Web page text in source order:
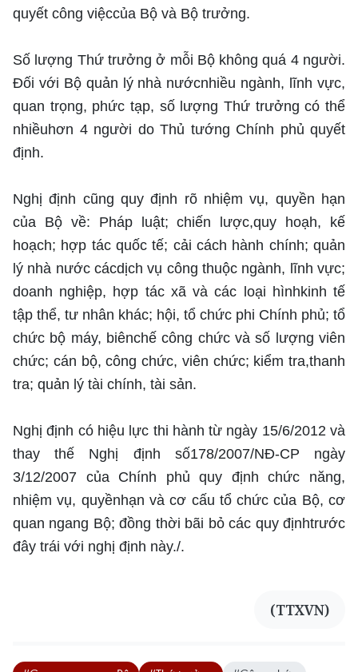
quyết công việccủa Bộ và Bộ trưởng.
Số lượng Thứ trưởng ở mỗi Bộ không quá 4 người.
Đối với Bộ quản lý nhà nướcnhiều ngành, lĩnh vực,
quan trọng, phức tạp, số lượng Thứ trưởng có thể
nhiềuhơn 4 người do Thủ tướng Chính phủ quyết
định.
Nghị định cũng quy định rõ nhiệm vụ, quyền hạn
của Bộ về: Pháp luật; chiến lược,quy hoạh, kế
hoạch; hợp tác quốc tế; cải cách hành chính; quản
lý nhà nước cácdịch vụ công thuộc ngành, lĩnh vực;
doanh nghiệp, hợp tác xã và các loại hìnhkinh tế
tập thể, tư nhân khác; hội, tổ chức phi Chính phủ; tổ
chức bộ máy, biênchế công chức và số lượng viên
chức; cán bộ, công chức, viên chức; kiểm tra,thanh
tra; quản lý tài chính, tài sản.
Nghị định có hiệu lực thi hành từ ngày 15/6/2012 và
thay thế Nghị định số178/2007/NĐ-CP ngày
3/12/2007 của Chính phủ quy định chức năng,
nhiệm vụ, quyềnhạn và cơ cấu tổ chức của Bộ, cơ
quan ngang Bộ; đồng thời bãi bỏ các quy địnhtrước
đây trái với nghị định này./.
(TTXVN)